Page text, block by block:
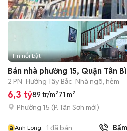
Tin nổi bật
Bán nhà phường 15, Quận Tân
2 PN Hướng Tây Bắc Nhà ngõ, hẻm
6,3 tỷ89 tr/m²71 m²
Phường 15 (P. Tân Sơn mới)
a Anh Long. 1 đã bán